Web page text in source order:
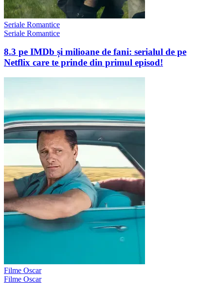
Seriale Romantice
Seriale Romantice
8.3 pe IMDb și milioane de fani: serialul de pe
Netflix care te prinde din primul episod!
Filme Oscar
Filme Oscar